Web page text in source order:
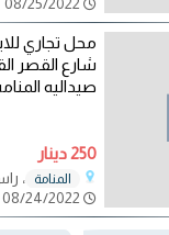
محل تجاري
شارع القصر
صيداليه
250 دينار
المنامة
،